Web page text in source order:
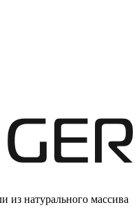
из натурального массива